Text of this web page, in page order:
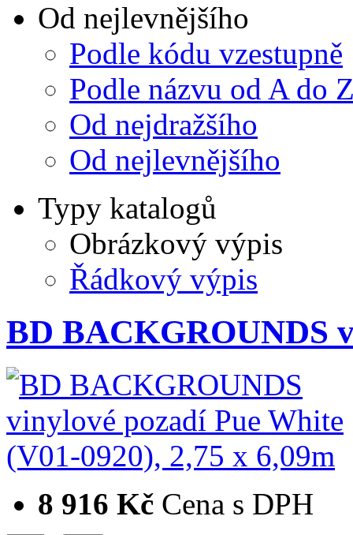
Od nejlevnějšího
Podle kódu vzestupně
Podle názvu od A do
Od nejdražšího
Od nejlevnějšího
Typy katalogů
Obrázkový výpis
Řádkový výpis
BD BACKGROUNDS
8 916 Kč Cena s DPH